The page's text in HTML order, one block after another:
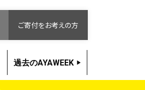
ご寄付をお考えの方
過去のAYAWEEK